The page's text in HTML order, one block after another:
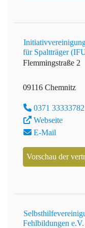
für Spaltträger
Flemmingstraße 2
09116 Chemnitz
0371 33333782
Webseite
E-Mail
Vorschau der
Fehlbildungen e.V.